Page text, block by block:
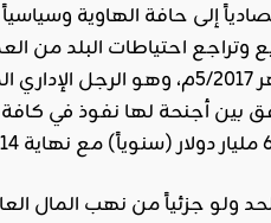
إلى حافة الهاوية
المجيد تبون رئيساً للحكومة في
أجنحة لها نفوذ في كافة
ولو جزئياً من نهب المال